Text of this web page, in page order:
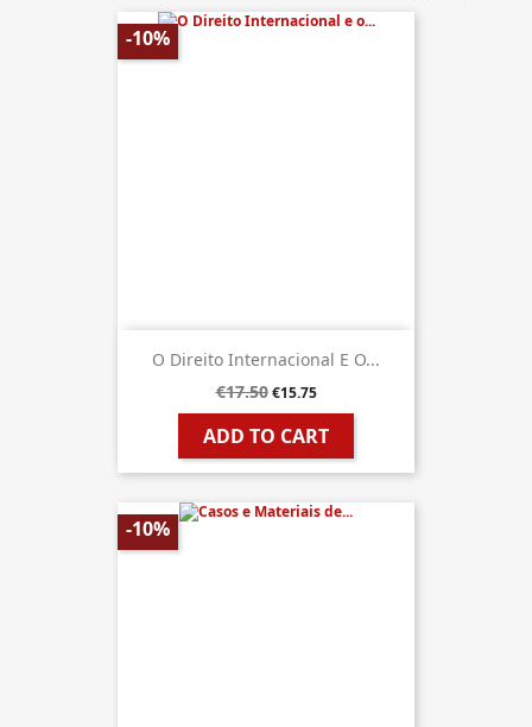
O Direito Internacional E O...
€17.50 €15.75
ADD TO CART
-10%
-10%